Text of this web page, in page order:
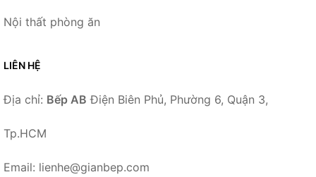
Nội thất phòng ăn
LIÊN HỆ
Địa chỉ: Bếp AB Điện Biên Phủ, Phường 6, Quận 3,
Tp.HCM
Email: lienhe@gianbep.com